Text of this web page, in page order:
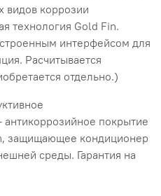
видов коррозии
технология Gold Fin.
интерфейсом для
Расчитывается
отдельно.)
покрытие
защищающее кондиционер
среды. Гарантия на